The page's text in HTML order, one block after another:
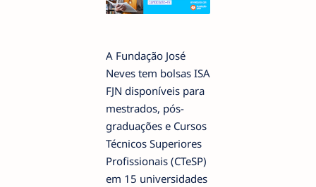
A Fundação José
Neves tem bolsas ISA
FJN disponíveis para
mestrados, pós-
graduações e Cursos
Técnicos Superiores
Profissionais (CTeSP)
em 15 universidades